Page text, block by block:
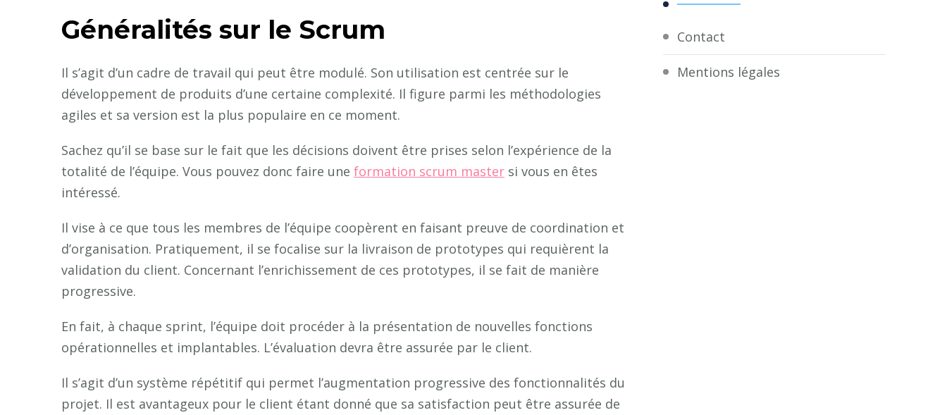
Généralités sur le Scrum
Il s’agit d’un cadre de travail qui peut être modulé. Son utilisation est centrée sur le
développement de produits d’une certaine complexité. Il figure parmi les méthodologies
agiles et sa version est la plus populaire en ce moment.
Sachez qu’il se base sur le fait que les décisions doivent être prises selon l’expérience de la
totalité de l’équipe. Vous pouvez donc faire une formation scrum master si vous en êtes
intéressé.
Il vise à ce que tous les membres de l’équipe coopèrent en faisant preuve de coordination et
d’organisation. Pratiquement, il se focalise sur la livraison de prototypes qui requièrent la
validation du client. Concernant l’enrichissement de ces prototypes, il se fait de manière
progressive.
En fait, à chaque sprint, l’équipe doit procéder à la présentation de nouvelles fonctions
opérationnelles et implantables. L’évaluation devra être assurée par le client.
Il s’agit d’un système répétitif qui permet l’augmentation progressive des fonctionnalités du
projet. Il est avantageux pour le client étant donné que sa satisfaction peut être assurée de
Contact
Mentions légales